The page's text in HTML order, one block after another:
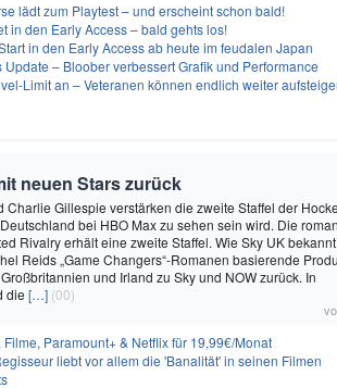
lädt zum Playtest – und erscheint schon bald!
in den Early Access – bald gehts los!
in den Early Access ab heute im feudalen Japan
– Bloober verbessert Grafik und Performance
Limit an – Veteranen können endlich weiter
neuen Stars zurück
Charlie Gillespie verstärken die zweite Staffel der
bei HBO Max zu sehen sein wird. Die
Rivalry erhält eine zweite Staffel. Wie Sky UK
Reids „Game Changers“-Romanen basierende
und Irland zu Sky und NOW zurück. In
die […] (00)
Paramount+ & Netflix für 19,99€/Monat
liebt vor allem die 'Banalität' in seinen Filmen